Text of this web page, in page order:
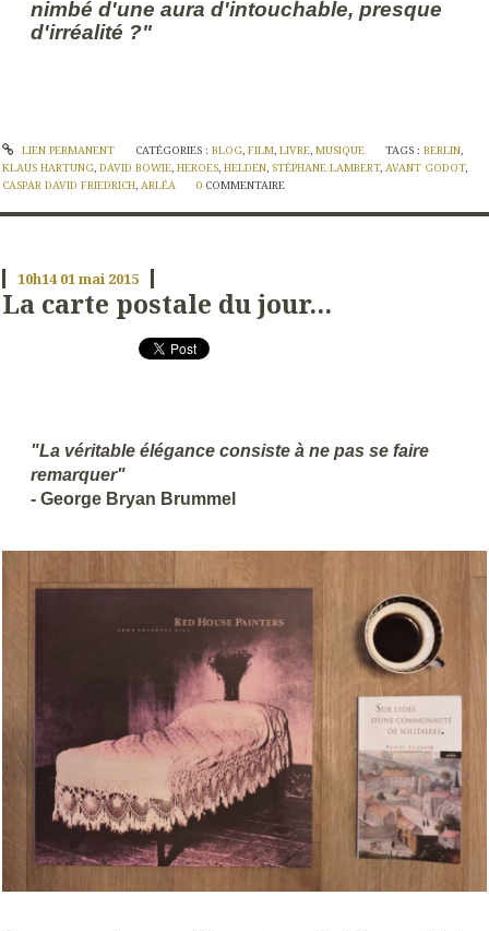
nimbé d'une aura d'intouchable, presque
d'irréalité ?"
LIEN PERMANENT CATÉGORIES : BLOG, FILM, LIVRE, MUSIQUE TAGS :BERLIN,
KLAUS HARTUNG, DAVID BOWIE, HEROES, HELDEN, STÉPHANE LAMBERT, AVANT GODOT,
CASPAR DAVID FRIEDRICH, ARLÉA 0 COMMENTAIRE
10h14 01mai 2015
La carte postale du jour...
"La véritable élégance consiste à ne pas se faire
remarquer"
- George Bryan Brummel